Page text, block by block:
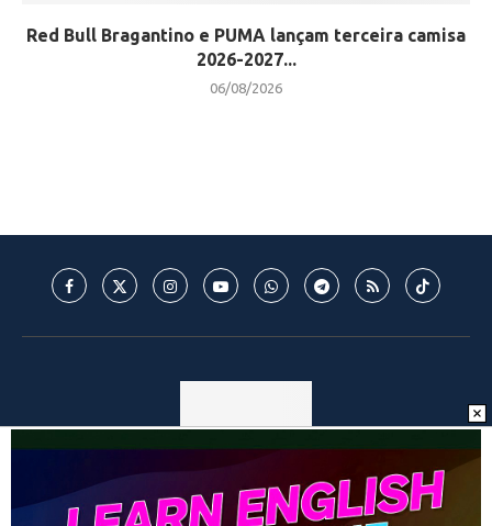
Red Bull Bragantino e PUMA lançam terceira camisa
2026-2027...
06/08/2026